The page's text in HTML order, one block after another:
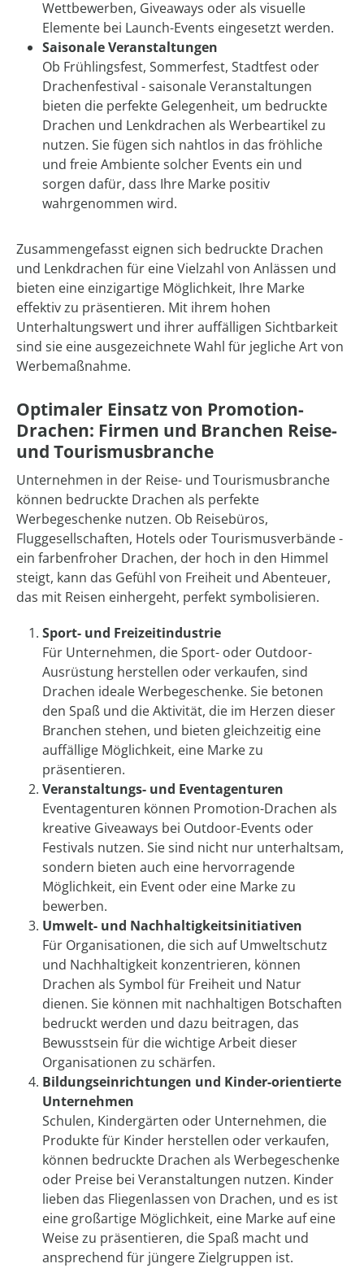
Wettbewerben, Giveaways oder als visuelle
Elemente bei Launch-Events eingesetzt werden.
Saisonale Veranstaltungen
Ob Frühlingsfest, Sommerfest, Stadtfest oder
Drachenfestival - saisonale Veranstaltungen
bieten die perfekte Gelegenheit, um bedruckte
Drachen und Lenkdrachen als Werbeartikel zu
nutzen. Sie fügen sich nahtlos in das fröhliche
und freie Ambiente solcher Events ein und
sorgen dafür, dass Ihre Marke positiv
wahrgenommen wird.
Zusammengefasst eignen sich bedruckte Drachen
und Lenkdrachen für eine Vielzahl von Anlässen und
bieten eine einzigartige Möglichkeit, Ihre Marke
effektiv zu präsentieren. Mit ihrem hohen
Unterhaltungswert und ihrer auffälligen Sichtbarkeit
sind sie eine ausgezeichnete Wahl für jegliche Art von
Werbemaßnahme.
Optimaler Einsatz von Promotion-
Drachen: Firmen und Branchen Reise-
und Tourismusbranche
Unternehmen in der Reise- und Tourismusbranche
können bedruckte Drachen als perfekte
Werbegeschenke nutzen. Ob Reisebüros,
Fluggesellschaften, Hotels oder Tourismusverbände -
ein farbenfroher Drachen, der hoch in den Himmel
steigt, kann das Gefühl von Freiheit und Abenteuer,
das mit Reisen einhergeht, perfekt symbolisieren.
Sport- und Freizeitindustrie
Für Unternehmen, die Sport- oder Outdoor-
Ausrüstung herstellen oder verkaufen, sind
Drachen ideale Werbegeschenke. Sie betonen
den Spaß und die Aktivität, die im Herzen dieser
Branchen stehen, und bieten gleichzeitig eine
auffällige Möglichkeit, eine Marke zu
präsentieren.
Veranstaltungs- und Eventagenturen
Eventagenturen können Promotion-Drachen als
kreative Giveaways bei Outdoor-Events oder
Festivals nutzen. Sie sind nicht nur unterhaltsam,
sondern bieten auch eine hervorragende
Möglichkeit, ein Event oder eine Marke zu
bewerben.
Umwelt- und Nachhaltigkeitsinitiativen
Für Organisationen, die sich auf Umweltschutz
und Nachhaltigkeit konzentrieren, können
Drachen als Symbol für Freiheit und Natur
dienen. Sie können mit nachhaltigen Botschaften
bedruckt werden und dazu beitragen, das
Bewusstsein für die wichtige Arbeit dieser
Organisationen zu schärfen.
Bildungseinrichtungen und Kinder-orientierte
Unternehmen
Schulen, Kindergärten oder Unternehmen, die
Produkte für Kinder herstellen oder verkaufen,
können bedruckte Drachen als Werbegeschenke
oder Preise bei Veranstaltungen nutzen. Kinder
lieben das Fliegenlassen von Drachen, und es ist
eine großartige Möglichkeit, eine Marke auf eine
Weise zu präsentieren, die Spaß macht und
ansprechend für jüngere Zielgruppen ist.